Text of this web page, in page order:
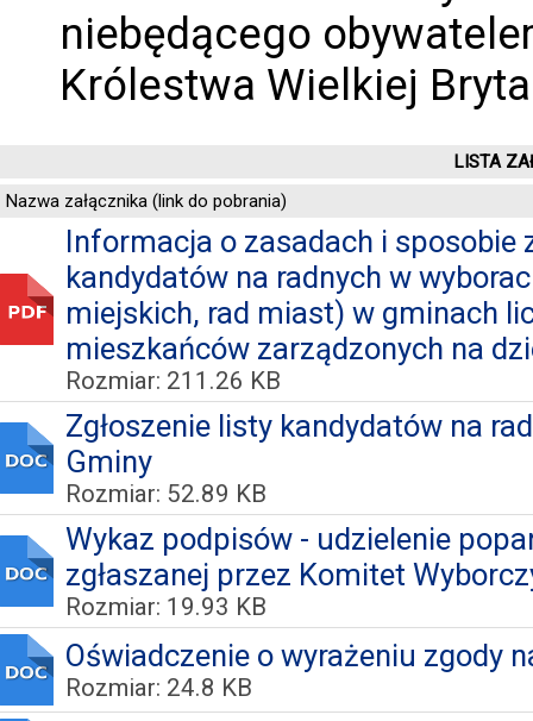
niebędącego
Królestwa Wielkiej
LISTA
Nazwa załącznika (link do pobrania)
Informacja o zasadach i sposobie
kandydatów na radnych w
miejskich, rad miast) w gminach
mieszkańców zarządzonych na
Rozmiar: 211.26 KB
Zgłoszenie listy kandydatów na
Gminy
Rozmiar: 52.89 KB
Wykaz podpisów - udzielenie
zgłaszanej przez Komitet
Rozmiar: 19.93 KB
Oświadczenie o wyrażeniu zgody
Rozmiar: 24.8 KB